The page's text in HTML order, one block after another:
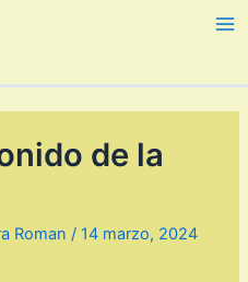
de la
Roman/14 marzo, 2024